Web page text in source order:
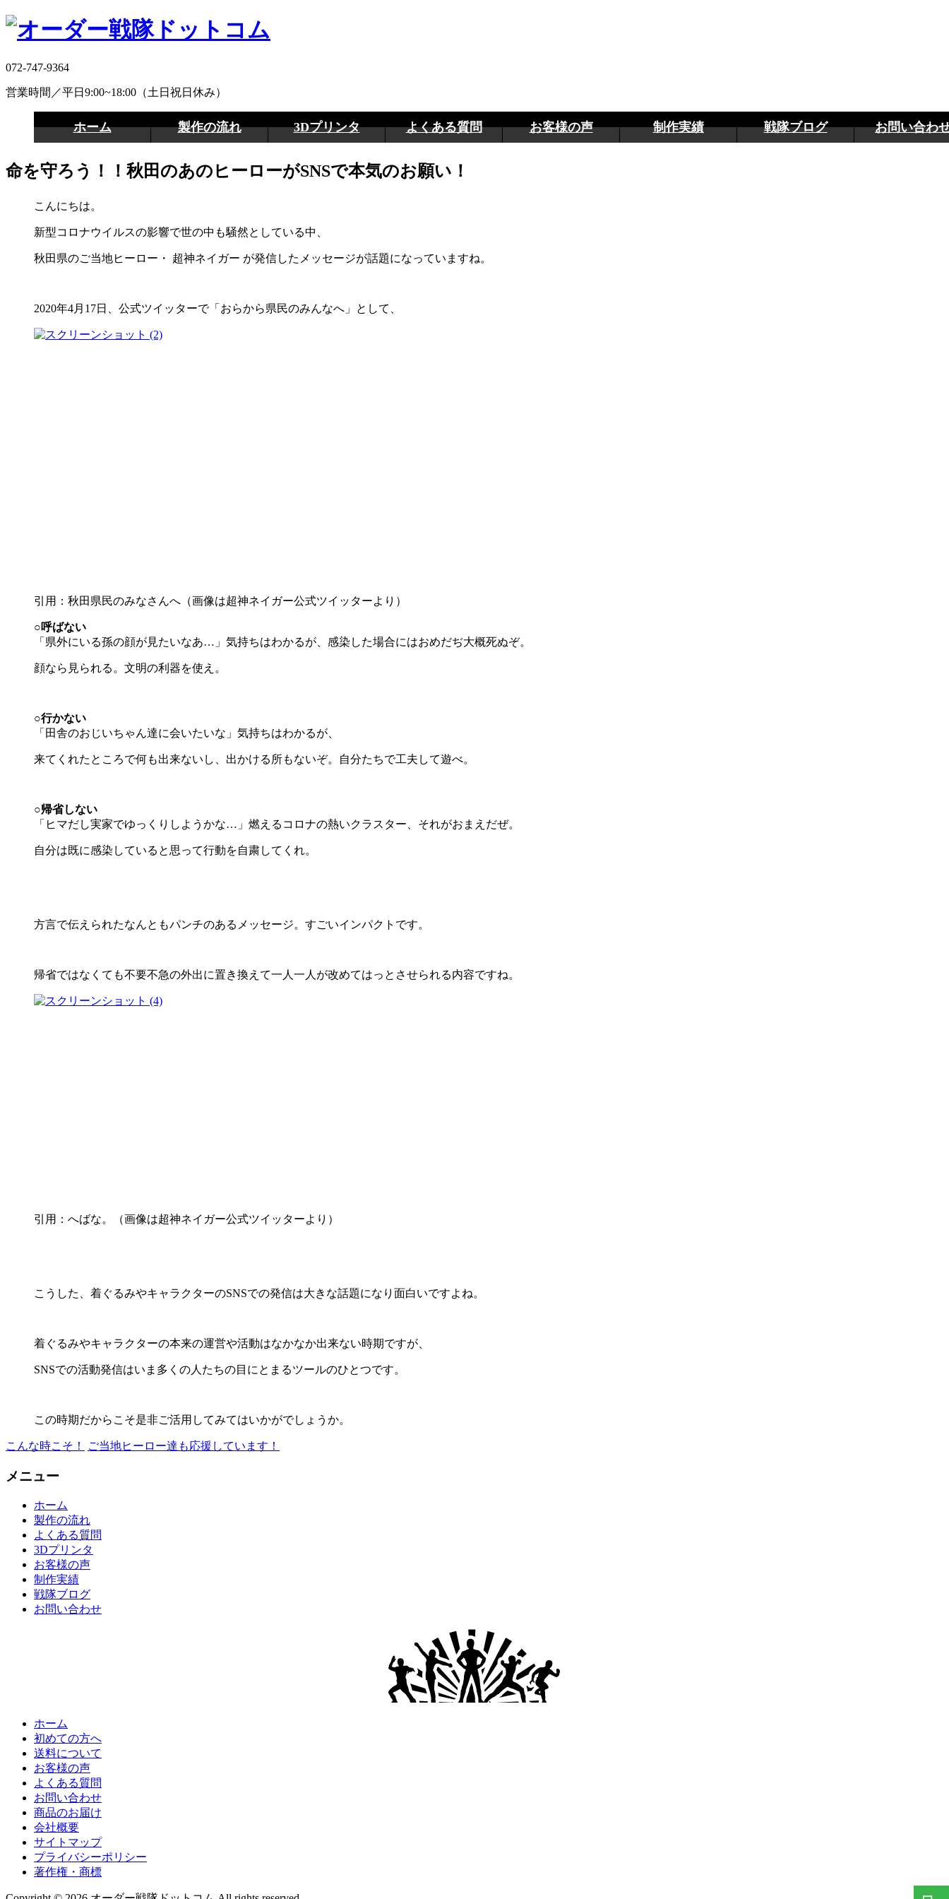
072-747-9364
営業時間／平日9:00~18:00（土日祝日休み）
ホーム 製作の流れ 3Dプリンタ よくある質問 お客様の声 制作実績 戦隊ブログ お問い合わ
命を守ろう！！秋田のあのヒーローがSNSで本気のお願い！
こんにちは。
新型コロナウイルスの影響で世の中も騒然としている中、
秋田県のご当地ヒーロー・ 超神ネイガー が発信したメッセージが話題になっていますね。
2020年4月17日、公式ツイッターで「おらから県民のみんなへ」として、
引用：秋田県民のみなさんへ（画像は超神ネイガー公式ツイッターより）
○呼ばない
「県外にいる孫の顔が見たいなあ…」気持ちはわかるが、感染した場合にはおめだぢ大概死ぬぞ。
顔なら見られる。文明の利器を使え。
○行かない
「田舎のおじいちゃん達に会いたいな」気持ちはわかるが、
来てくれたところで何も出来ないし、出かける所もないぞ。自分たちで工夫して遊べ。
○帰省しない
「ヒマだし実家でゆっくりしようかな…」燃えるコロナの熱いクラスター、それがおまえだぜ。
自分は既に感染していると思って行動を自粛してくれ。
方言で伝えられたなんともパンチのあるメッセージ。すごいインパクトです。
帰省ではなくても不要不急の外出に置き換えて一人一人が改めてはっとさせられる内容ですね。
引用：へばな。（画像は超神ネイガー公式ツイッターより）
こうした、着ぐるみやキャラクターのSNSでの発信は大きな話題になり面白いですよね。
着ぐるみやキャラクターの本来の運営や活動はなかなか出来ない時期ですが、
SNSでの活動発信はいま多くの人たちの目にとまるツールのひとつです。
この時期だからこそ是非ご活用してみてはいかがでしょうか。
こんな時こそ！ ご当地ヒーロー達も応援しています！
メニュー
ホーム
製作の流れ
よくある質問
3Dプリンタ
お客様の声
制作実績
戦隊ブログ
お問い合わせ
ホーム
初めての方へ
送料について
お客様の声
よくある質問
お問い合わせ
商品のお届け
会社概要
サイトマップ
プライバシーポリシー
著作権・商標